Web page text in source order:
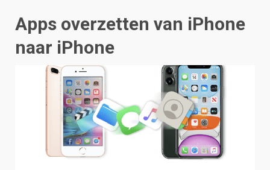
Apps overzetten van iPhone
naar iPhone